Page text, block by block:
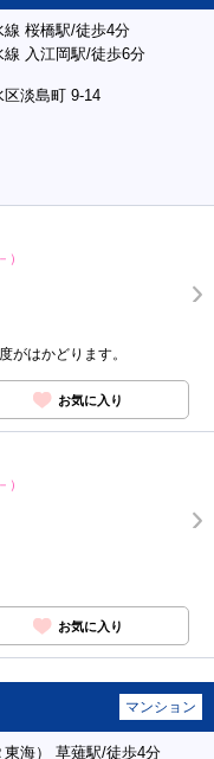
桜橋駅/徒歩4分
入江岡駅/徒歩6分
淡島町 9-14
）
がはかどります。
お気に入り
）
お気に入り
マンション
海） 草薙駅/徒歩4分